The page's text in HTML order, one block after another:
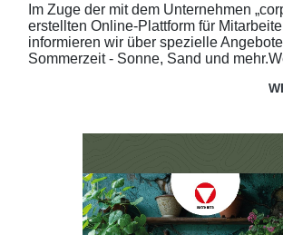
Im Zuge der mit dem Unternehmen
erstellten Online-Plattform für
informieren wir über spezielle
Sommerzeit - Sonne, Sand und